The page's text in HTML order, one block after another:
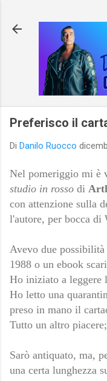
Preferisco il
Di Danilo Ruocco
Nel pomeriggio mi è
studio in rosso di
con attenzione sulla
l'autore, per bocca di
Avevo due
1988 o un ebook
Ho iniziato a leggere
Ho letto una
preso in mano il
Tutto un altro
Sarò antiquato, ma,
una certa lunghezza